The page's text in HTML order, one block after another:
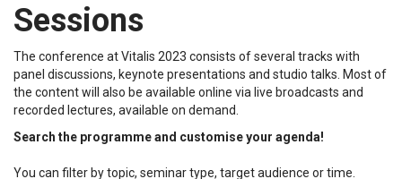
Sessions
The conference at Vitalis 2023 consists of several tracks with
panel discussions, keynote presentations and studio talks. Most of
the content will also be available online via live broadcasts and
recorded lectures, available on demand.
Search the programme and customise your agenda!
You can filter by topic, seminar type, target audience or time.